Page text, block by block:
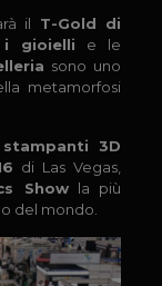
il T-Gold di
gioielli e le
sono uno
metamorfosi
3D
di Las Vegas,
Showla più
del mondo.